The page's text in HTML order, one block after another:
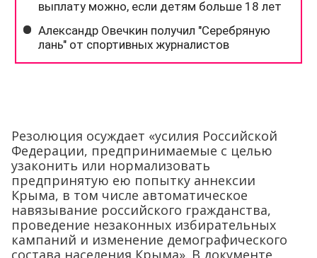
Резолюция осуждает «усилия Российской
Федерации, предпринимаемые с целью
узаконить или нормализовать
предпринятую ею попытку аннексии
Крыма, в том числе автоматическое
навязывание российского гражданства,
проведение незаконных избирательных
кампаний и изменение демографического